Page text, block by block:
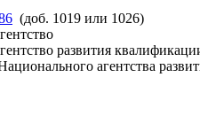
(доб. 1019 или 1026)
развития
агентства